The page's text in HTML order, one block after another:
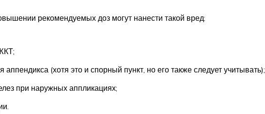
рекомендуемых доз могут нанести такой вред:
аппендикса (хотя это и спорный пункт, но его также следует учитывать);
при наружных аппликациях;